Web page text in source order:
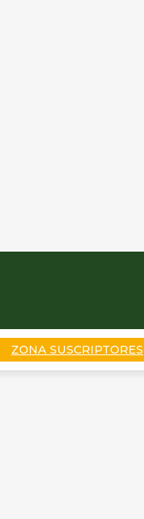
ZONA SUSCRIPTORES